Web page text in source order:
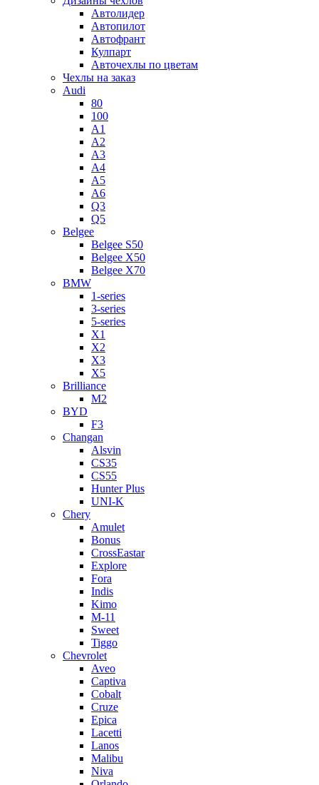
Автолидер
Автопилот
Автофрант
Кулпарт
Авточехлы по цветам
Чехлы на заказ
Audi
80
100
A1
A2
A3
A4
A5
A6
Q3
Q5
Belgee
Belgee S50
Belgee X50
Belgee X70
BMW
1-series
3-series
5-series
X1
X2
X3
X5
Brilliance
M2
BYD
F3
Changan
Alsvin
CS35
CS55
Hunter Plus
UNI-K
Chery
Amulet
Bonus
CrossEastar
Explore
Fora
Indis
Kimo
M-11
Sweet
Tiggo
Chevrolet
Aveo
Captiva
Cobalt
Cruze
Epica
Lacetti
Lanos
Malibu
Niva